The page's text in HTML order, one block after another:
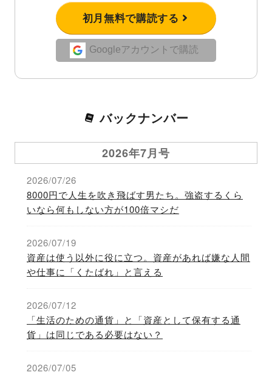
初月無料で購読する
Googleアカウントで購読
バックナンバー
2026年7月号
2026/07/26
8000円で人生を吹き飛ばす男たち。強盗するくら
いなら何もしない方が100倍マシだ
2026/07/19
資産は使う以外に役に立つ。資産があれば嫌な人間
や仕事に「くたばれ」と言える
2026/07/12
「生活のための通貨」と「資産として保有する通
貨」は同じである必要はない？
2026/07/05